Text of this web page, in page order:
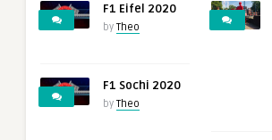
F1 Eifel 2020
by Theo
F1 Sochi 2020
by Theo